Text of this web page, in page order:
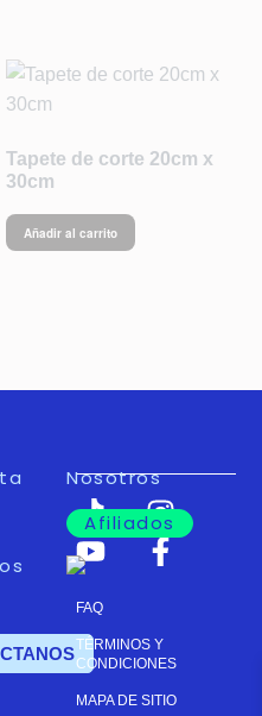
Tapete de corte 20cm x
30cm
Añadir al carrito
Nosotros
Afiliados
FAQ
TÉRMINOS Y
CONDICIONES
MAPA DE SITIO